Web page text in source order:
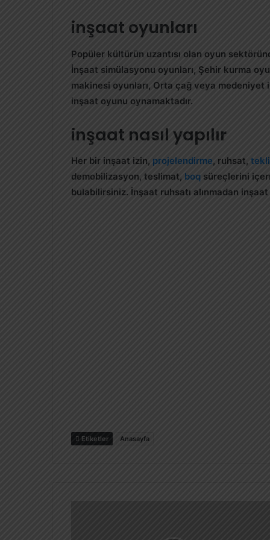
inşaat oyunları
Popüler kültürün uzantısı olan oyun
İnşaat simülasyonu oyunları, Şehir kurma
makinesi oyunları, Orta çağ veya
inşaat oyunu oynamaktadır.
inşaat nasıl yapılır
Her bir inşaat izin, projelendirme, ruhsat,
demobilizasyon, teslimat, boq süreçlerini
bulabilirsiniz. İnşaat ruhsatı alınmadan inşaat
Etiketler Anasayfa